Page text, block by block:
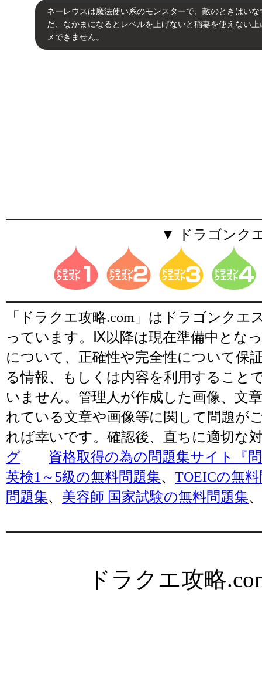
ネーレウスは魔法使い系のモンスターで、敵のときはい
だ、なかまになるとレベルを上げないと稲妻を使えない
メできません。
▼ ドラゴンク
「ドラクエ攻略.com」はドラゴンク
っています。Ⅸ以降は現在準備中とな
について、正確性や完全性について保
る情報、もしくは内容を利用すること
いません。管理人が作成した画像、文
れている文章や画像等に関して問題が
れば幸いです。確認後、直ちに適切な
グ
資格取得の為の問題集サイト『
英検1～5級の無料問題集、 TOEICの無
問題集、 美容師 国家試験の無料問題集、
ドラクエ攻略